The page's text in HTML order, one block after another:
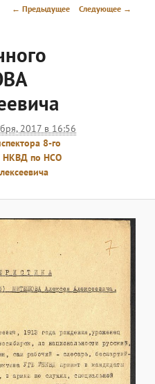
Навигация
← Предыдущее Следующее →
2017 в 16:56
8-го
НКВД по НСО